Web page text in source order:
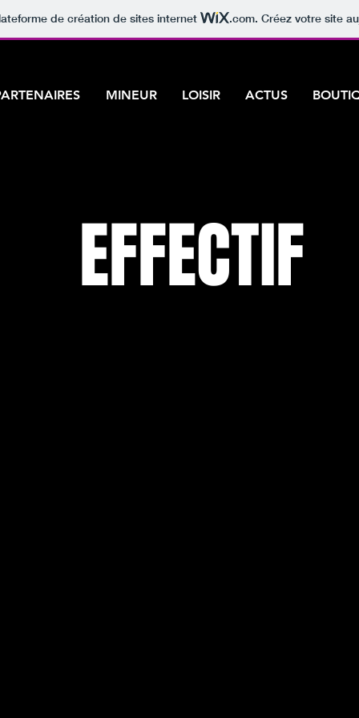
de création de sites internet .com. Créez votre site
MINEUR LOISIR ACTUS
EFFECTIF